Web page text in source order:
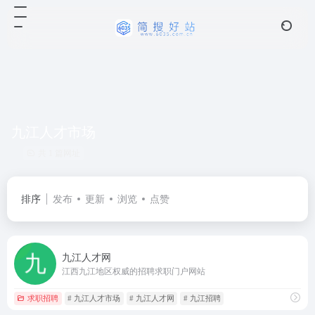
排序 发布 更新 浏览 点赞
九江人才网
江西九江地区权威的招聘求职门户网站
求职招聘 # 九江人才市场 # 九江人才网 # 九江招聘